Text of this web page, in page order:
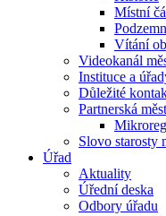
Místní
Vítání
Videokanál
Instituce a
Důležité
Partnerská
Slovo starosty
Úřad
Aktuality
Úřední deska
Odbory úřadu